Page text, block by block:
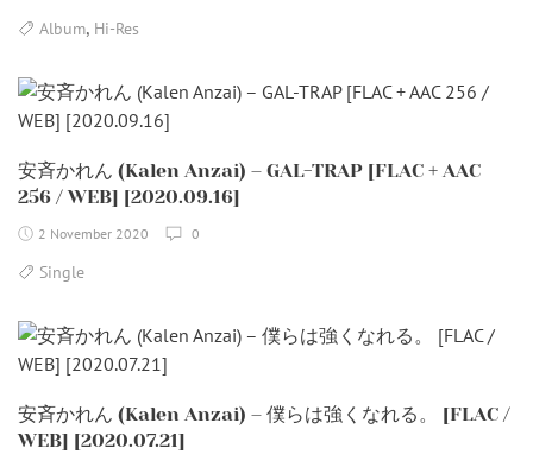
Album, Hi-Res
安斉かれん (Kalen Anzai) – GAL-TRAP [FLAC + AAC
256 / WEB] [2020.09.16]
2 November 2020 0
Single
安斉かれん (Kalen Anzai) – 僕らは強くなれる。 [FLAC /
WEB] [2020.07.21]